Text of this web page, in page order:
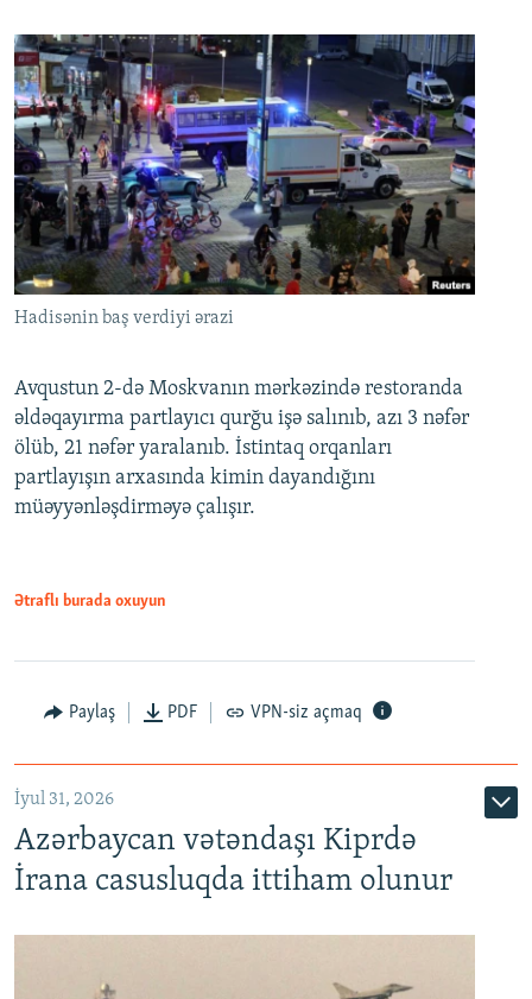
Hadisənin baş verdiyi ərazi
Avqustun 2-də Moskvanın mərkəzində restoranda
əldəqayırma partlayıcı qurğu işə salınıb, azı 3 nəfər
ölüb, 21 nəfər yaralanıb. İstintaq orqanları
partlayışın arxasında kimin dayandığını
müəyyənləşdirməyə çalışır.
Ətraflı burada oxuyun
Paylaş PDF VPN-siz açmaq
İyul 31, 2026
Azərbaycan vətəndaşı Kiprdə
İrana casusluqda ittiham olunur